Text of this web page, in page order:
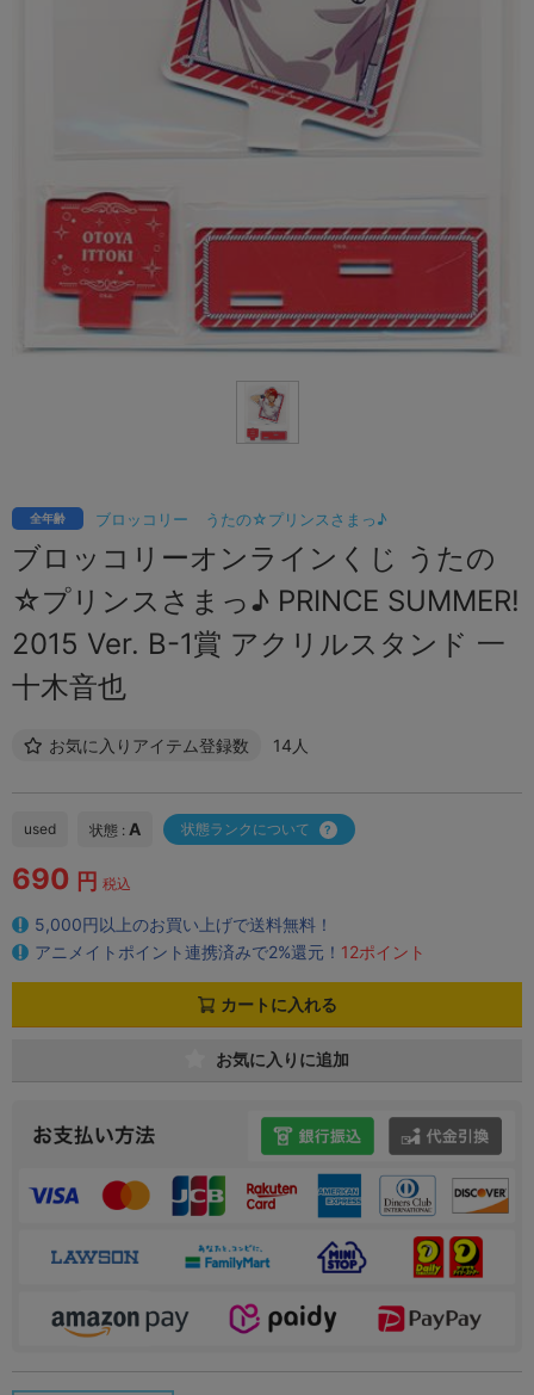
ブロッコリー うたの☆プリンスさまっ♪
全年齢
ブロッコリーオンラインくじ うたの
☆プリンスさまっ♪ PRINCE SUMMER!
2015 Ver. B-1賞 アクリルスタンド 一
十木音也
お気に入りアイテム登録数 14人
used 状態 : A 状態ランクについて
690 円 税込
5,000円以上のお買い上げで送料無料！
アニメイトポイント連携済みで2%還元！ 12ポイント
カートに入れる
お気に入りに追加